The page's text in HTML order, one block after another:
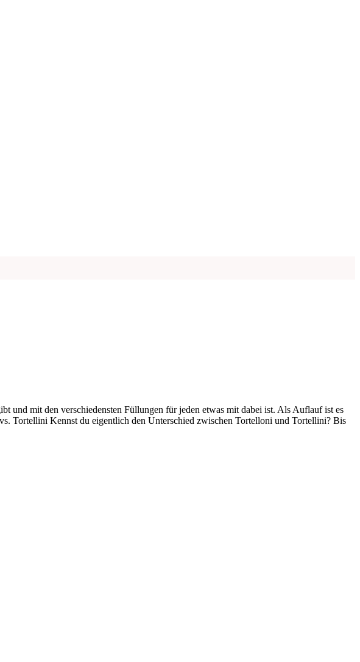
und mit den verschiedensten Füllungen für jeden etwas mit dabei ist. Als Auflauf ist es
Tortellini Kennst du eigentlich den Unterschied zwischen Tortelloni und Tortellini? Bis